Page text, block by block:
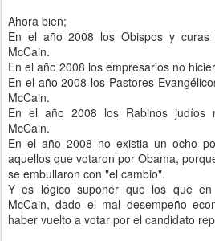
Ahora bien;
En el año 2008 los Obispos y curas
McCain.
En el año 2008 los empresarios no
En el año 2008 los Pastores
McCain.
En el año 2008 los Rabinos judíos
McCain.
En el año 2008 no existia un ocho
aquellos que votaron por Obama,
se embullaron con "el cambio".
Y es lógico suponer que los que
McCain, dado el mal desempeño
haber vuelto a votar por el candidato